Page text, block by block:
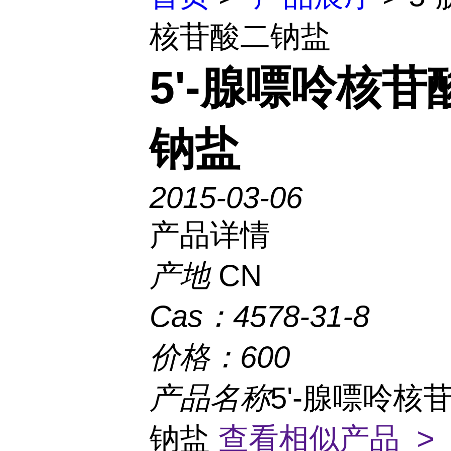
核苷酸二钠盐
5'-腺嘌呤核苷
钠盐
2015-03-06
产品详情
产地 CN
Cas： 4578-31-8
价格： 600
产品名称5'-腺嘌呤核
钠盐 查看相似产品 >